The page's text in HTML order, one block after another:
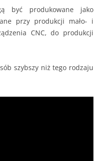
być produkowane jako
przy produkcji mało- i
CNC, do produkcji
szybszy niż tego rodzaju